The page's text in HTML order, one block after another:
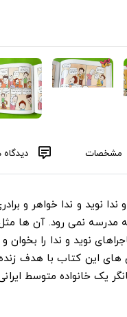
مشخصات دیدگاه
۵جلدی نوید و ندا نوید و ندا
مدرسه نمی رود. آن ها
نوید و ندا را بخوان
های این کتاب با هدف
یک خانواده متوسط